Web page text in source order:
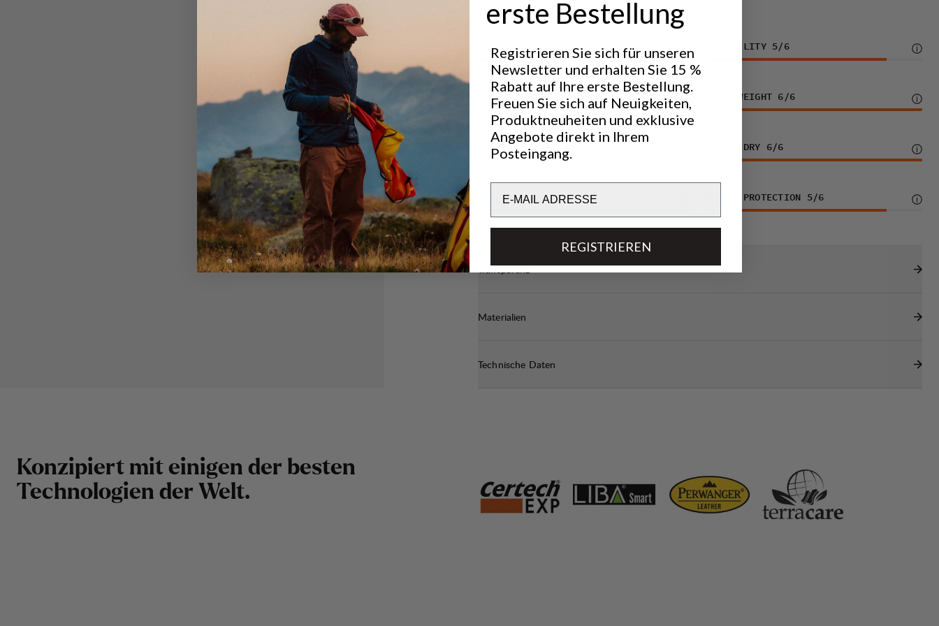
BREATHABILITY /6 DURABILITY 5/6
INSULATION 3/6 LIGHTWEIGHT 6 /6
PROTECTION (TERRAIN) QUICK-DRY 6/6
SUPPORT 6 /6 WATER PROTECTION 5/6
Transparenz
Materialien
Technische Daten
Konzipiert mit einigen der besten
Technologien der Welt.
erste Bestellung
Registrieren Sie sich für unseren
Newsletter und erhalten Sie 15 %
Rabatt auf Ihre erste Bestellung.
Freuen Sie sich auf Neuigkeiten,
Produktneuheiten und exklusive
Angebote direkt in Ihrem
Posteingang.
REGISTRIEREN